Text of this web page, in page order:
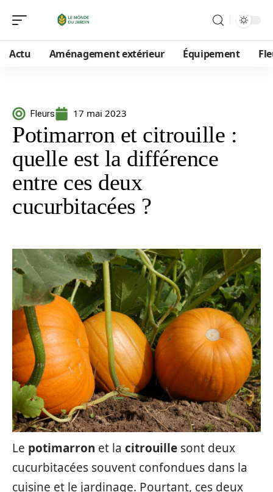
Actu Aménagement extérieur Équipement
Fleurs 17 mai 2023
Potimarron et citrouille :
quelle est la différence
entre ces deux
cucurbitacées ?
Le potimarron et la citrouille sont deux
cucurbitacées souvent confondues dans la
cuisine et le jardinage. Pourtant, ces deux